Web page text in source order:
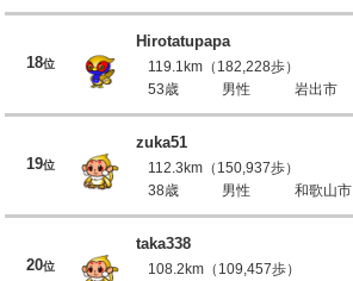
18位
Hirotatupapa
119.1km（182,228歩）
53歳
男性 岩出市
19位
zuka51
112.3km（150,937歩）
38歳
男性 和歌山市
20位
taka338
108.2km（109,457歩）